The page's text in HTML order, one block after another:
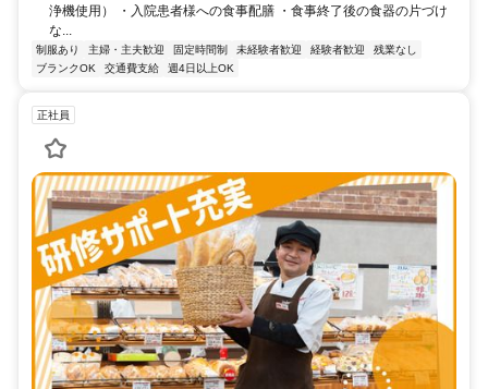
浄機使用） ・入院患者様への食事配膳 ・食事終了後の食器の片づけ
な...
制服あり 主婦・主夫歓迎 固定時間制 未経験者歓迎 経験者歓迎
残業なし
ブランクOK
交通費支給 週4日以上OK
正社員